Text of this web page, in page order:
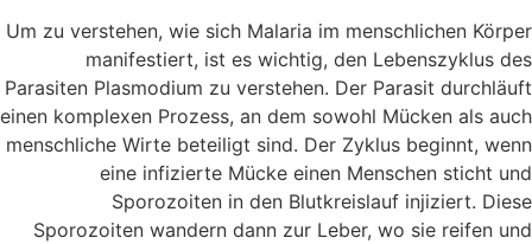
Um zu verstehen, wie sich Malaria im menschlichen Körper
manifestiert, ist es wichtig, den Lebenszyklus des
Parasiten Plasmodium zu verstehen. Der Parasit durchläuft
einen komplexen Prozess, an dem sowohl Mücken als auch
menschliche Wirte beteiligt sind. Der Zyklus beginnt, wenn
eine infizierte Mücke einen Menschen sticht und
Sporozoiten in den Blutkreislauf injiziert. Diese
Sporozoiten wandern dann zur Leber, wo sie reifen und